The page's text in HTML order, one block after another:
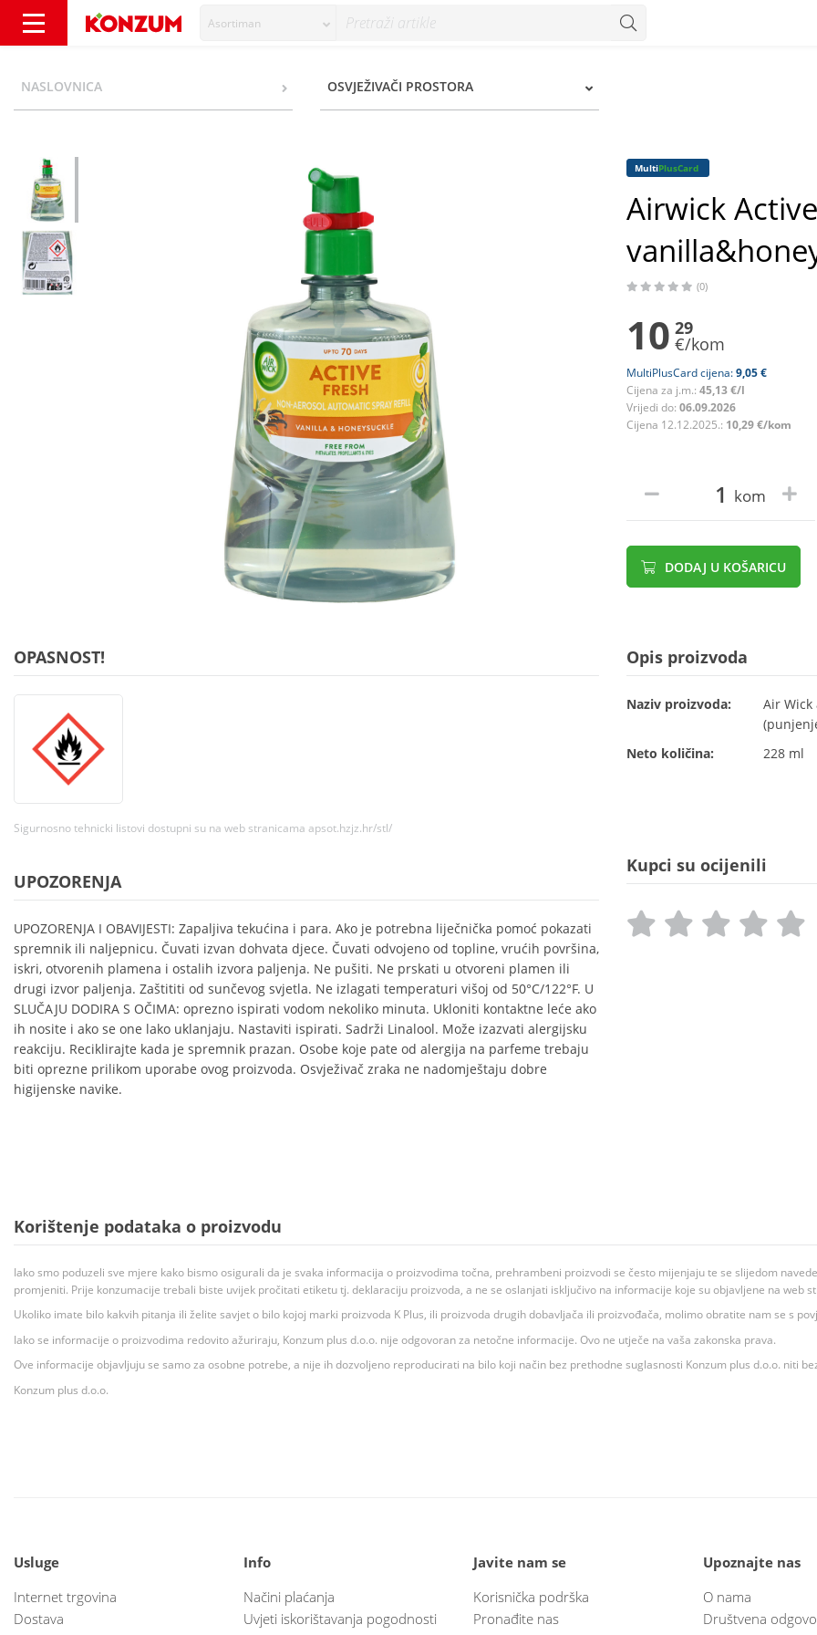
Asortiman
NASLOVNICA OSVJEŽIVAČI PROSTORA
MultiPlusCard
Airwick
(0)
10 29
€/kom
MultiPlusCard cijena:9,05 €
Cijena za j.m.: 45,13 €/l
Vrijedi do: 06.09.2026
Cijena 12.12.2025.: 10,29 €/kom
kom
DODAJ U KOŠARICU
OPASNOST!
Sigurnosno tehnicki listovi dostupni su na web stranicama apsot.hzjz.hr/stl/
UPOZORENJA
UPOZORENJA I OBAVIJESTI: Zapaljiva tekućina i para. Ako je potrebna liječnička pomoć pokazati
spremnik ili naljepnicu. Čuvati izvan dohvata djece. Čuvati odvojeno od topline, vrućih površina,
iskri, otvorenih plamena i ostalih izvora paljenja. Ne pušiti. Ne prskati u otvoreni plamen ili
drugi izvor paljenja. Zaštititi od sunčevog svjetla. Ne izlagati temperaturi višoj od 50°C/122°F. U
SLUČAJU DODIRA S OČIMA: oprezno ispirati vodom nekoliko minuta. Ukloniti kontaktne leće ako
ih nosite i ako se one lako uklanjaju. Nastaviti ispirati. Sadrži Linalool. Može izazvati alergijsku
reakciju. Reciklirajte kada je spremnik prazan. Osobe koje pate od alergija na parfeme trebaju
biti oprezne prilikom uporabe ovog proizvoda. Osvježivač zraka ne nadomještaju dobre
higijenske navike.
Opis proizvoda
Naziv proizvoda:
Air Wick
Neto količina:
228 ml
Kupci su ocijenili
Korištenje podataka o proizvodu
Iako smo poduzeli sve mjere kako bismo osigurali da je svaka informacija o proizvodima točna, prehrambeni proizvodi se često mijenjaju te se slijedom
promjeniti. Prije konzumacije trebali biste uvijek pročitati etiketu tj. deklaraciju proizvoda, a ne se oslanjati isključivo na informacije koje su objavljene na web
Ukoliko imate bilo kakvih pitanja ili želite savjet o bilo kojoj marki proizvoda K Plus, ili proizvoda drugih dobavljača ili proizvođača, molimo obratite nam se s
Iako se informacije o proizvodima redovito ažuriraju, Konzum plus d.o.o. nije odgovoran za netočne informacije. Ovo ne utječe na vaša zakonska prava.
Ove informacije objavljuju se samo za osobne potrebe, a nije ih dozvoljeno reproducirati na bilo koji način bez prethodne suglasnosti Konzum plus d.o.o. niti
Konzum plus d.o.o.
Usluge
Internet trgovina
Dostava
Info
Načini plaćanja
Uvjeti iskorištavanja pogodnosti
Javite nam se
Korisnička podrška
Pronađite nas
Upoznajte nas
O nama
Društvena